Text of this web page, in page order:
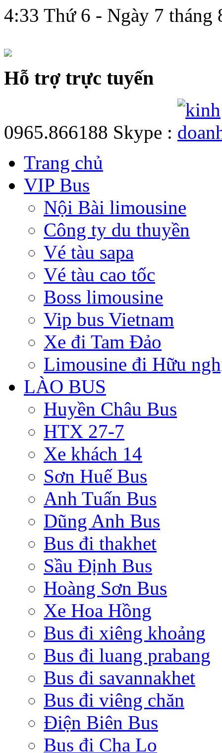
4:33 Thứ 6 - Ngày 7 tháng
Hỗ trợ trực tuyến
0965.866188 Skype :
Trang chủ
VIP Bus
Nội Bài limousine
Công ty du thuyền
Vé tàu sapa
Vé tàu cao tốc
Boss limousine
Vip bus Vietnam
Xe đi Tam Đảo
Limousine đi Hữu
LÀO BUS
Huyền Châu Bus
HTX 27-7
Xe khách 14
Sơn Huế Bus
Anh Tuấn Bus
Dũng Anh Bus
Bus đi thakhet
Sầu Định Bus
Hoàng Sơn Bus
Xe Hoa Hồng
Bus đi xiêng khoảng
Bus đi luang prabang
Bus đi savannakhet
Bus đi viêng chăn
Điện Biên Bus
Bus đi Cha Lo